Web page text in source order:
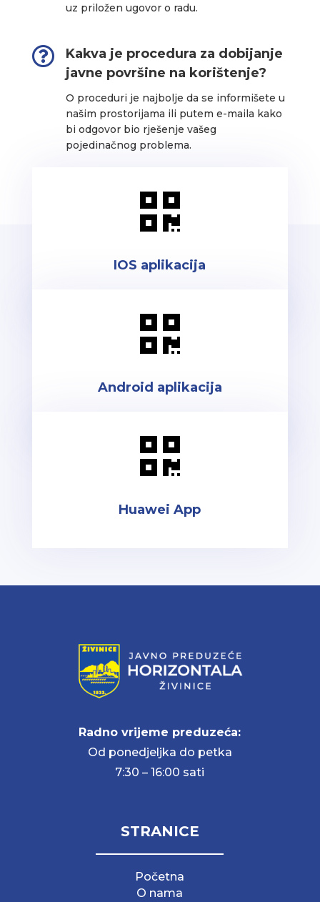
uz priložen ugovor o radu.

Kakva je procedura za dobijanje
javne površine na korištenje?
O proceduri je najbolje da se informišete u
našim prostorijama ili putem e-maila kako
bi odgovor bio rješenje vašeg
pojedinačnog problema.

IOS aplikacija

Android aplikacija

Huawei App
Radno vrijeme preduzeća:
Od ponedjeljka do petka
7:30 – 16:00 sati
STRANICE
Početna
O nama